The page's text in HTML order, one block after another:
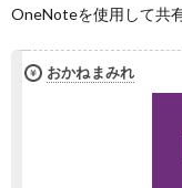
OneNoteを使用して共